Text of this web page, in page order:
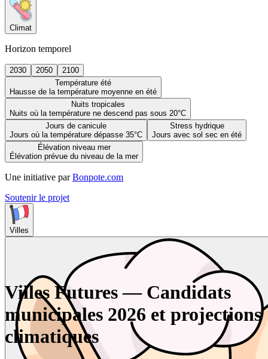
Climat
Horizon temporel
2030 2050
2100
Température été
Hausse de la température moyenne en été
Nuits tropicales
Nuits où la température ne descend pas sous 20°C
Jours de canicule
Jours où la température dépasse 35°C
Stress hydrique
Jours avec sol sec en été
Élévation niveau mer
Élévation prévue du niveau de la mer
Une initiative par Bonpote.com
Soutenir le projet
Villes
Villes Futures — Candidats
municipales 2026 et projections
climatiques